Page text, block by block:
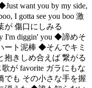
want you by my side,
I gotta see you boo 激
が 傷口にしみる
I'm diggin' you ◆諦めそ
ート泥棒 ◆そんでキミ
抱きしめ合えば 繋がる
が favorite ガラにもな
でも その小さな手を握